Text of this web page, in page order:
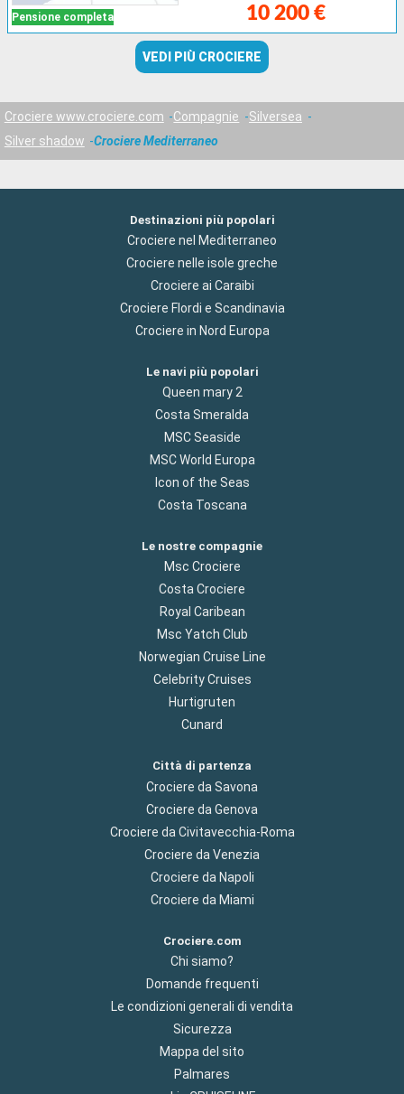
Pensione completa 10 200 €
VEDI PIÙ CROCIERE
Crociere www.crociere.com Compagnie
Silversea
Silver shadow
Crociere Mediterraneo
Destinazioni più popolari
Crociere nel Mediterraneo
Crociere nelle isole greche
Crociere ai Caraibi
Crociere Flordi e Scandinavia
Crociere in Nord Europa
Le navi più popolari
Queen mary 2
Costa Smeralda
MSC Seaside
MSC World Europa
Icon of the Seas
Costa Toscana
Le nostre compagnie
Msc Crociere
Costa Crociere
Royal Caribean
Msc Yatch Club
Norwegian Cruise Line
Celebrity Cruises
Hurtigruten
Cunard
Città di partenza
Crociere da Savona
Crociere da Genova
Crociere da Civitavecchia-Roma
Crociere da Venezia
Crociere da Napoli
Crociere da Miami
Crociere.com
Chi siamo?
Domande frequenti
Le condizioni generali di vendita
Sicurezza
Mappa del sito
Palmares